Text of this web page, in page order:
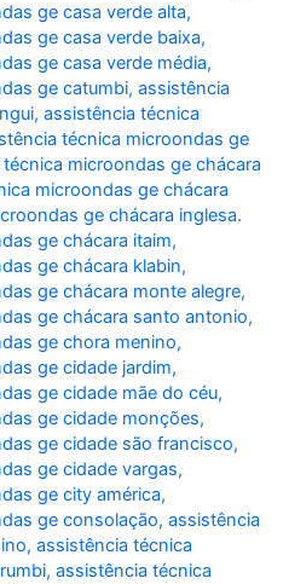
ge casa verde alta,
ge casa verde baixa,
ge casa verde média,
ge catumbi,assistência
,assistência técnica
técnica microondas ge
microondas ge chácara
microondas ge chácara
ge chácara inglesa.
ge chácara itaim,
ge chácara klabin,
ge chácara monte alegre,
ge chácara santo antonio,
ge chora menino,
ge cidade jardim,
ge cidade mãe do céu,
ge cidade monções,
ge cidade são francisco,
ge cidade vargas,
ge city américa,
ge consolação,assistência
,assistência técnica
,assistência técnica